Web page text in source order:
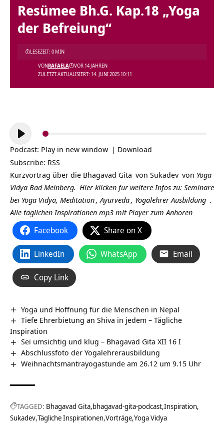
Resümee Bh.G. Kap.18 „Yoga
der Befreiung“
ZULETZT AKTUALISIERT: 14. JUNI 2025 10:11
VONRAFAELA VOR 14 JAHREN
LESEZEIT: 0 MIN
Audio-
Player
Podcast: Play in new window | Download
Subscribe: RSS
Kurzvortrag über die Bhagavad Gita von Sukadev von Yoga
Vidya Bad Meinberg. Hier klicken für weitere Infos zu: Seminare
bei Yoga Vidya, Meditation, Ayurveda, Yogalehrer Ausbildung .
Alle täglichen Inspirationen mp3 mit Player zum Anhören
Facebook Share on X
LinkedIn WhatsApp Email
Copy Link
Yoga und Hoffnung für die Menschen in Nepal
Tiefe Ehrerbietung an Shiva in jedem – Tägliche
Inspiration
Sei umsichtig und klug – Bhagavad Gita XII 16 I
Abschlussfoto der Yogalehrerausbildung
Weihnachtsmantrayogastunde am 26.12 um 9.15 Uhr
TAGGED: Bhagavad Gita bhagavad-gita-podcast Inspiration
Sukadev Tägliche Inspirationen Vorträge Yoga Vidya